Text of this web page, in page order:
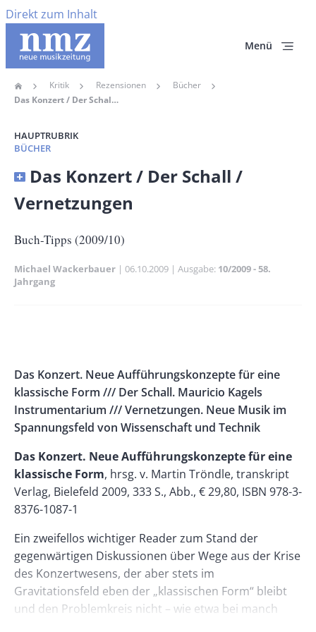
Direkt zum Inhalt
Menü
Pfadnavigation
Home Kritik Rezensionen
Bücher
Das Konzert / Der Schall / Vernetzungen
HAUPTRUBRIK
BÜCHER
Banner
Size
Das Konzert / Der Schall /
Vernetzungen
Untertitel
Buch-Tipps (2009/10)
Michael Wackerbauer Publikationsdatum
06.10.2009 Ausgabe 10/2009 - 58.
Jahrgang
Rectangle
Right
Body
Das Konzert. Neue Aufführungskonzepte für eine
klassische Form /// Der Schall. Mauricio Kagels
Instrumentarium /// Vernetzungen. Neue Musik im
Spannungsfeld von Wissenschaft und Technik
Das Konzert. Neue Aufführungskonzepte für eine
klassische Form, hrsg. v. Martin Tröndle, transkript
Verlag, Bielefeld 2009, 333 S., Abb., € 29,80, ISBN 978-3-
8376-1087-1
Ein zweifellos wichtiger Reader zum Stand der
gegenwärtigen Diskussionen über Wege aus der Krise
des Konzertwesens, der aber stets im
Gravitationsfeld eben der „klassischen Form“ bleibt
und den Problemkreis nicht – wie etwa bei manch